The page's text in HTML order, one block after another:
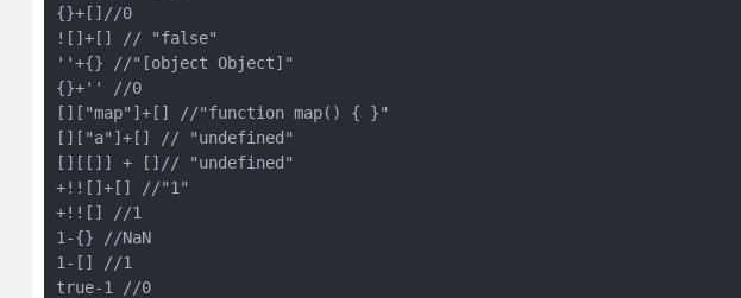
{}+[]//0
![]+[] // "false"
''+{} //"[object Object]"
{}+'' //0
[]["map"]+[] //"function map() { }"
[]["a"]+[] // "undefined"
[][[]] + []// "undefined"
+!![]+[] //"1"
+!![] //1
1-{} //NaN
1-[] //1
true-1 //0